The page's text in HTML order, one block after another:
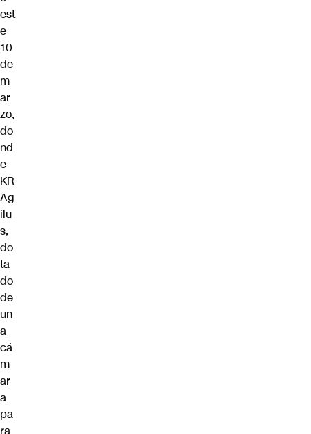
est
e
10
de
m
ar
zo,
do
nd
e
KR
Ag
ilu
s,
do
ta
do
de
un
a
cá
m
ar
a
pa
ra